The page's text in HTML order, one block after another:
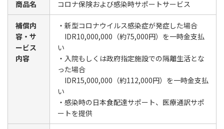
商品名 コロナ保険および感染時サポートサービス
補償内
容・サ
ービス
内容
・新型コロナウイルス感染症が発症した場合
IDR10,000,000（約75,000円）を一時金支払
い
・入院もしくは政府指定施設での隔離生活とな
った場合
IDR15,000,000（約112,000円）を一時金支払
い
・感染時の日本食配達サポート、医療通訳サポ
ートを提供